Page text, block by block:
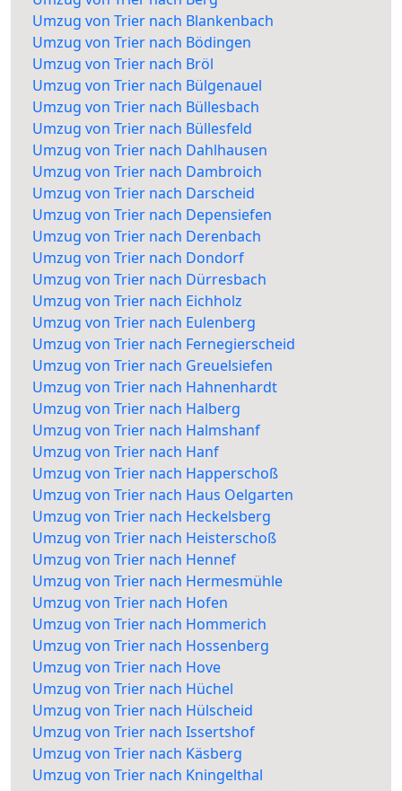
Umzug von Trier nach Blankenbach
Umzug von Trier nach Bödingen
Umzug von Trier nach Bröl
Umzug von Trier nach Bülgenauel
Umzug von Trier nach Büllesbach
Umzug von Trier nach Büllesfeld
Umzug von Trier nach Dahlhausen
Umzug von Trier nach Dambroich
Umzug von Trier nach Darscheid
Umzug von Trier nach Depensiefen
Umzug von Trier nach Derenbach
Umzug von Trier nach Dondorf
Umzug von Trier nach Dürresbach
Umzug von Trier nach Eichholz
Umzug von Trier nach Eulenberg
Umzug von Trier nach Fernegierscheid
Umzug von Trier nach Greuelsiefen
Umzug von Trier nach Hahnenhardt
Umzug von Trier nach Halberg
Umzug von Trier nach Halmshanf
Umzug von Trier nach Hanf
Umzug von Trier nach Happerschoß
Umzug von Trier nach Haus Oelgarten
Umzug von Trier nach Heckelsberg
Umzug von Trier nach Heisterschoß
Umzug von Trier nach Hennef
Umzug von Trier nach Hermesmühle
Umzug von Trier nach Hofen
Umzug von Trier nach Hommerich
Umzug von Trier nach Hossenberg
Umzug von Trier nach Hove
Umzug von Trier nach Hüchel
Umzug von Trier nach Hülscheid
Umzug von Trier nach Issertshof
Umzug von Trier nach Käsberg
Umzug von Trier nach Kningelthal